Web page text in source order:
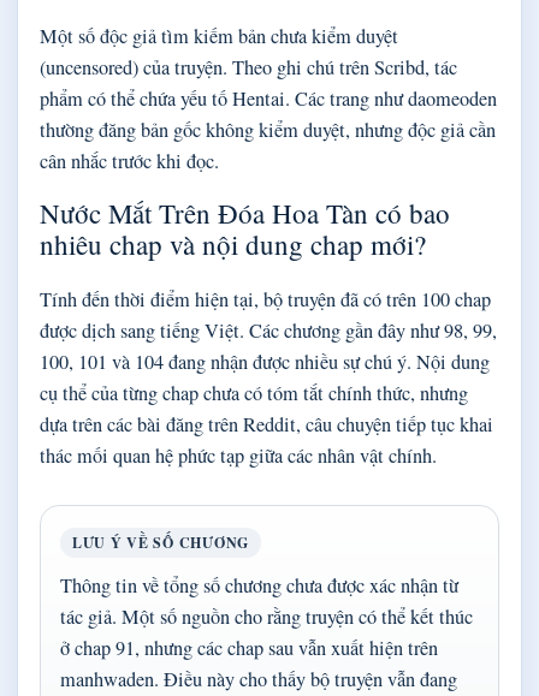
Một số độc giả tìm kiếm bản chưa kiểm duyệt
(uncensored) của truyện. Theo ghi chú trên Scribd, tác
phẩm có thể chứa yếu tố Hentai. Các trang như daomeoden
thường đăng bản gốc không kiểm duyệt, nhưng độc giả cần
cân nhắc trước khi đọc.
Nước Mắt Trên Đóa Hoa Tàn có bao
nhiêu chap và nội dung chap mới?
Tính đến thời điểm hiện tại, bộ truyện đã có trên 100 chap
được dịch sang tiếng Việt. Các chương gần đây như 98, 99,
100, 101 và 104 đang nhận được nhiều sự chú ý. Nội dung
cụ thể của từng chap chưa có tóm tắt chính thức, nhưng
dựa trên các bài đăng trên Reddit, câu chuyện tiếp tục khai
thác mối quan hệ phức tạp giữa các nhân vật chính.
LƯU Ý VỀ SỐ CHƯƠNG
Thông tin về tổng số chương chưa được xác nhận từ
tác giả. Một số nguồn cho rằng truyện có thể kết thúc
ở chap 91, nhưng các chap sau vẫn xuất hiện trên
manhwaden. Điều này cho thấy bộ truyện vẫn đang